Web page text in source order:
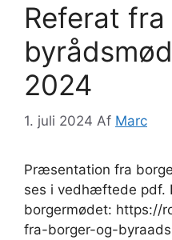
Referat
2024
1. juli 2024 Af Marc
Præsentation fra
ses i vedhæftede pdf.
borgermødet: https://
fra-borger-og-